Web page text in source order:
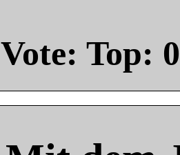
Vote: Top: 0